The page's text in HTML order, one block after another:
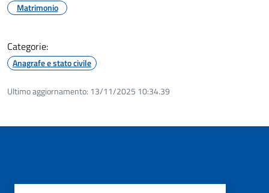
Matrimonio
Categorie:
Anagrafe e stato civile
Ultimo aggiornamento: 13/11/2025 10:34.39